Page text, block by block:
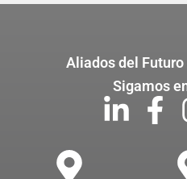
Aliados del
Sigamos